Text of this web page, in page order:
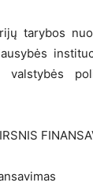
tarybos
valstybės